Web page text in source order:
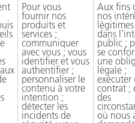
Pour vous
fournir nos
produits et
services ;
communiquer
avec vous ; vous
identifier et vous
authentifier ;
personnaliser le
contenu à votre
intention ;
détecter les
incidents de
Aux fins
nos
dans
public ;
se
une
légale ;
exécuter
contrat ;
des
où nous